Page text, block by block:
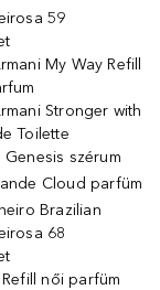
59
My Way Refill
Stronger with
Toilette
Genesis szérum
Cloud parfüm
Brazilian
68
női parfüm